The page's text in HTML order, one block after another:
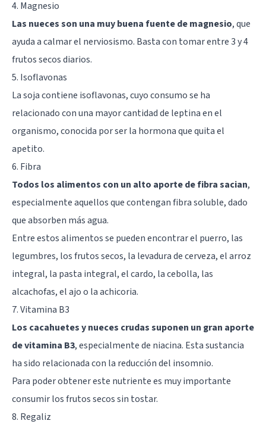
4. Magnesio
Las nueces son una muy buena fuente de magnesio, que
ayuda a calmar el nerviosismo. Basta con tomar entre 3 y 4
frutos secos diarios.
5. Isoflavonas
La soja contiene isoflavonas, cuyo consumo se ha
relacionado con una mayor cantidad de leptina en el
organismo, conocida por ser la hormona que quita el
apetito.
6. Fibra
Todos los alimentos con un alto aporte de fibra sacian,
especialmente aquellos que contengan fibra soluble, dado
que absorben más agua.
Entre estos alimentos se pueden encontrar el puerro, las
legumbres, los frutos secos, la levadura de cerveza, el arroz
integral, la pasta integral, el cardo, la cebolla, las
alcachofas, el ajo o la achicoria.
7. Vitamina B3
Los cacahuetes y nueces crudas suponen un gran aporte
de vitamina B3, especialmente de niacina. Esta sustancia
ha sido relacionada con la reducción del insomnio.
Para poder obtener este nutriente es muy importante
consumir los frutos secos sin tostar.
8. Regaliz